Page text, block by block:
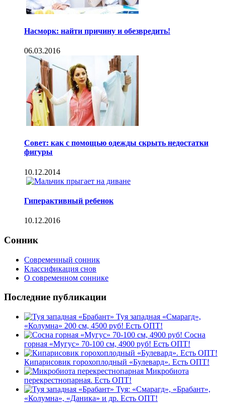
Насморк: найти причину и обезвредить!
06.03.2016
Совет: как с помощью одежды скрыть недостатки
фигуры
10.12.2014
Гиперактивный ребенок
10.12.2016
Сонник
Современный сонник
Классификация снов
О современном соннике
Последние публикации
Туя западная «Смарагд»,
«Колумна» 200 см, 4500 руб! Есть ОПТ!
Сосна
горная «Мугус» 70-100 см, 4900 руб! Есть ОПТ!
Кипарисовик горохоплодный «Булевард». Есть ОПТ!
Микробиота
перекрестнопарная. Есть ОПТ!
Туя: «Смарагд», «Брабант»,
«Колумна», «Даника» и др. Есть ОПТ!